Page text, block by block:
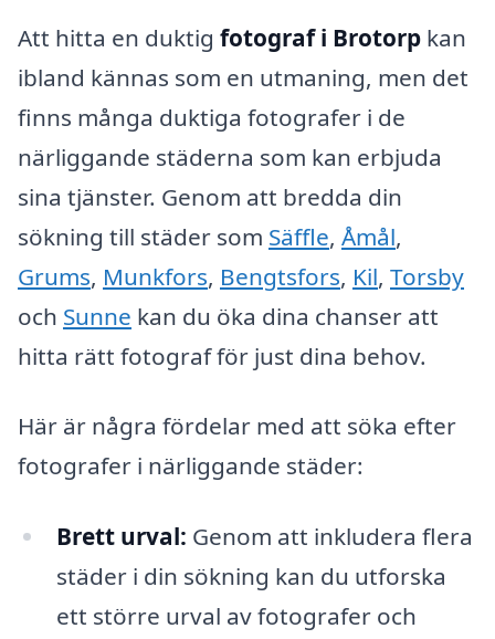
Att hitta en duktig fotograf i Brotorp kan
ibland kännas som en utmaning, men det
finns många duktiga fotografer i de
närliggande städerna som kan erbjuda
sina tjänster. Genom att bredda din
sökning till städer som Säffle, Åmål,
Grums, Munkfors, Bengtsfors, Kil, Torsby
och Sunne kan du öka dina chanser att
hitta rätt fotograf för just dina behov.
Här är några fördelar med att söka efter
fotografer i närliggande städer:
Brett urval: Genom att inkludera flera
städer i din sökning kan du utforska
ett större urval av fotografer och